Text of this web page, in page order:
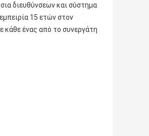
διευθύνσεων και σύστημα
15 ετών στον
κάθε ένας από το συνεργάτη